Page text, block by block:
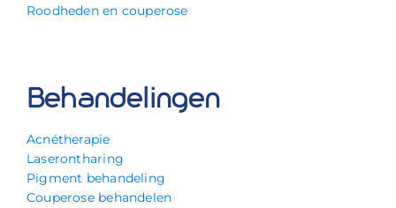
Roodheden en couperose
Behandelingen
Acnétherapie
Laserontharing
Pigment behandeling
Couperose behandelen